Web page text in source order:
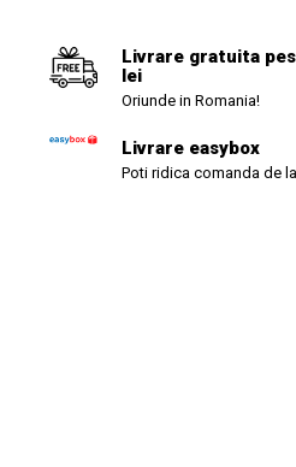
Livrare gratuita
lei
Oriunde in Romania!
Livrare easybox
Poti ridica comanda de